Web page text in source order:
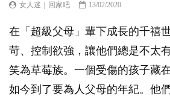
女人迷｜回家吧 13/02/2020
在「超級父母」輩下成長的千禧
苛、控制欲強，讓他們總是不太
笑為草莓族。一個受傷的孩子藏
如今到了要為人父母的年紀。他